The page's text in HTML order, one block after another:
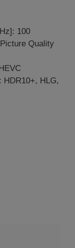
100
Quality
HDR10+, HLG,